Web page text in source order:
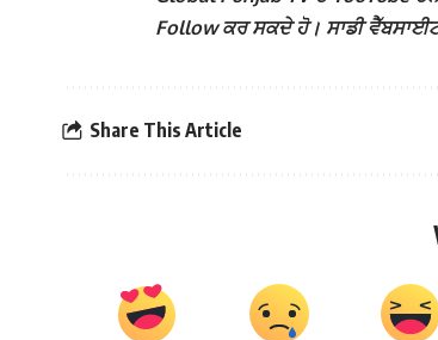
Follow ਕਰ ਸਕਦੇ ਹੋ। ਸਾਡੀ
Share This Article